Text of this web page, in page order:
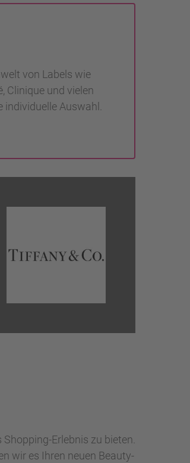
von Labels wie
Clinique und vielen
individuelle Auswahl.
Erlebnis zu bieten.
wir es Ihren neuen Beauty-